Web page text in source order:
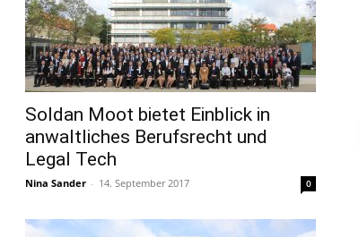
Soldan Moot bietet Einblick in
anwaltliches Berufsrecht und
Legal Tech
Nina Sander - 14. September 2017 0